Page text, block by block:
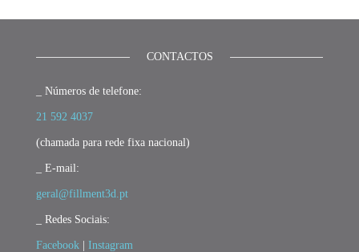
CONTACTOS
_ Números de telefone:
21 592 4037
(chamada para rede fixa nacional)
_ E-mail:
geral@fillment3d.pt
_ Redes Sociais:
Facebook | Instagram